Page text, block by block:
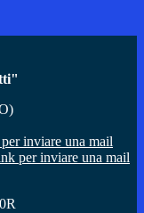
inviare una mail
per inviare una mail